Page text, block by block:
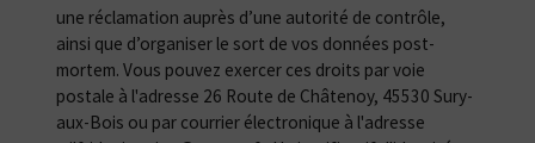
une réclamation auprès d’une autorité de contrôle,
ainsi que d’organiser le sort de vos données post-
mortem. Vous pouvez exercer ces droits par voie
postale à l'adresse 26 Route de Châtenoy, 45530 Sury-
aux-Bois ou par courrier électronique à l'adresse